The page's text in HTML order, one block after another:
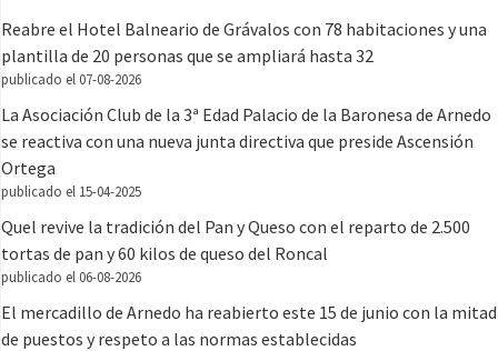
Reabre el Hotel Balneario de Grávalos con 78 habitaciones y una
plantilla de 20 personas que se ampliará hasta 32
publicado el 07-08-2026
La Asociación Club de la 3ª Edad Palacio de la Baronesa de Arnedo
se reactiva con una nueva junta directiva que preside Ascensión
Ortega
publicado el 15-04-2025
Quel revive la tradición del Pan y Queso con el reparto de 2.500
tortas de pan y 60 kilos de queso del Roncal
publicado el 06-08-2026
El mercadillo de Arnedo ha reabierto este 15 de junio con la mitad
de puestos y respeto a las normas establecidas